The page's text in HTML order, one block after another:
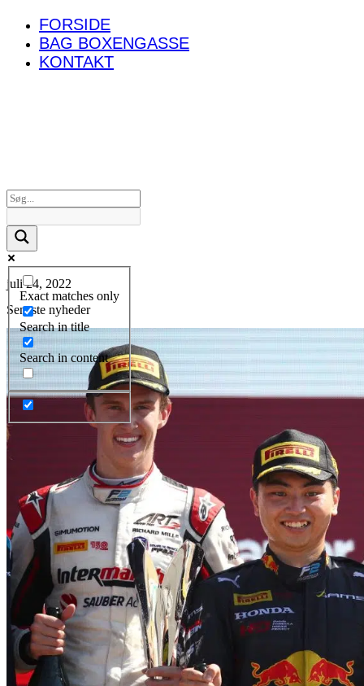
FORSIDE
BAG BOXENGASSE
KONTAKT
Exact matches only
Search in title
Search in content
juli 24, 2022
Seneste nyheder